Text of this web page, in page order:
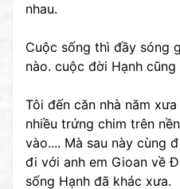
nhau.
Cuộc sống thì đầy sóng
nào. cuộc đời Hạnh cũng
Tôi đến căn nhà năm
nhiều trứng chim trên
vào.... Mà sau này cùng
đi với anh em Gioan về
sống Hạnh đã khác xưa.